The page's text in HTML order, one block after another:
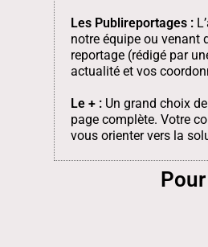
Les Publireportages :
notre équipe ou venant
reportage (rédigé par
actualité et vos
Le + : Un grand choix
page complète. Votre
vous orienter vers la